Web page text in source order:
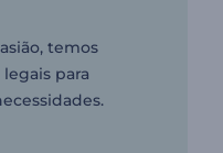
temos
para